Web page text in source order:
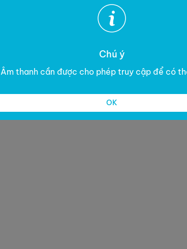
Chú ý
Âm thanh cần được cho phép truy cập để có
OK